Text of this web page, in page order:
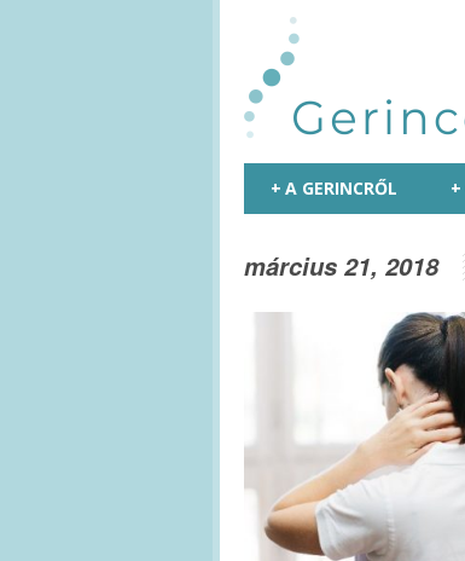
A GERINCRŐL
+ +
március 21, 2018